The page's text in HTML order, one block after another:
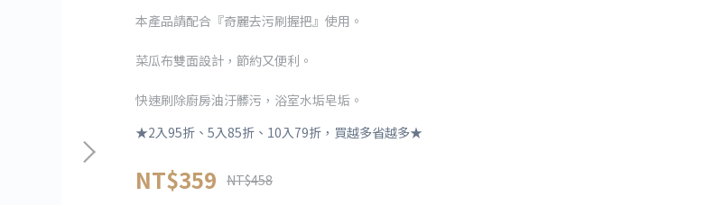
本產品請配合『奇麗去污刷握把』使用。
菜瓜布雙面設計，節約又便利。
快速刷除廚房油汙髒污，浴室水垢皂垢。
★2入95折、5入85折、10入79折，買越多省越多★
NT$359 NT$458